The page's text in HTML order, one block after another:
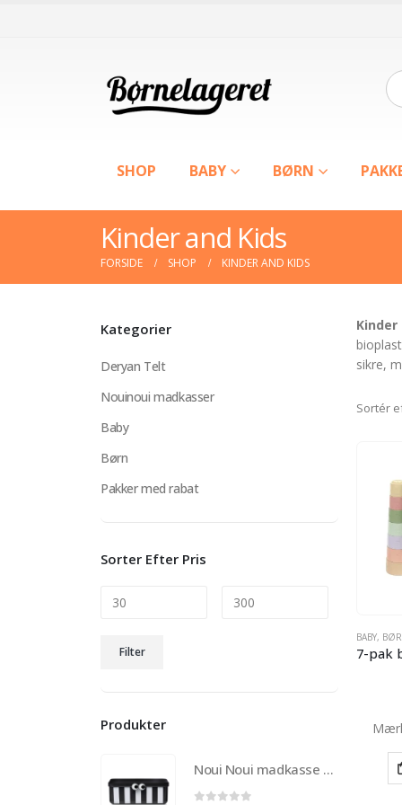
SHOP BABY BØRN
Kinder and Kids
FORSIDE SHOP KINDER AND KIDS
Kinder
sikre,
Sortér
BABY,
Kategorier
Deryan Telt
Nouinoui madkasser
Baby
Børn
Pakker med rabat
Sorter Efter Pris
Filter
Produkter
Noui Noui madkasse til børn med 3 udtagelige rum – Sort